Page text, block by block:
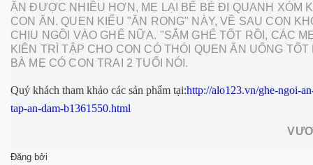
ĂN ĐƯỢC NHIỀU HƠN, MẸ LẠI BẾ BÉ ĐI QUANH XÓM
CON ĂN. QUEN KIỂU "ĂN RONG" NÀY, VỀ SAU CON
CHỊU NGỒI VÀO GHẾ NỮA. "SẮM GHẾ TỐT RỒI, CÁC
KIÊN TRÌ TẬP CHO CON CÓ THÓI QUEN ĂN UỐNG
BÀ MẸ CÓ CON TRAI 2 TUỔI NÓI.
Quý khách tham khảo các sản phẩm tại:http://alo123.vn/ghe-ngoi-
tap-an-dam-b1361550.html
Đăng bởi